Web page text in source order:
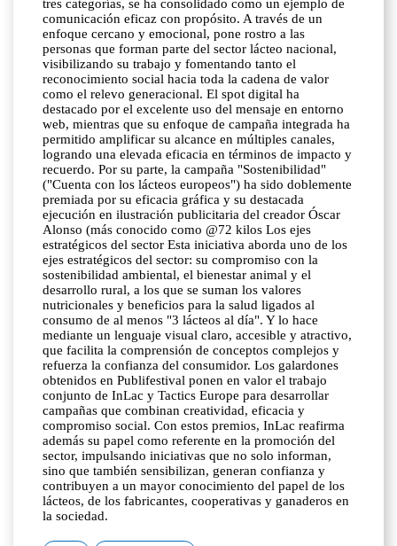
tres categorías, se ha consolidado como un ejemplo de
comunicación eficaz con propósito. A través de un
enfoque cercano y emocional, pone rostro a las
personas que forman parte del sector lácteo nacional,
visibilizando su trabajo y fomentando tanto el
reconocimiento social hacia toda la cadena de valor
como el relevo generacional. El spot digital ha
destacado por el excelente uso del mensaje en entorno
web, mientras que su enfoque de campaña integrada ha
permitido amplificar su alcance en múltiples canales,
logrando una elevada eficacia en términos de impacto y
recuerdo. Por su parte, la campaña "Sostenibilidad"
("Cuenta con los lácteos europeos") ha sido doblemente
premiada por su eficacia gráfica y su destacada
ejecución en ilustración publicitaria del creador Óscar
Alonso (más conocido como @72 kilos Los ejes
estratégicos del sector Esta iniciativa aborda uno de los
ejes estratégicos del sector: su compromiso con la
sostenibilidad ambiental, el bienestar animal y el
desarrollo rural, a los que se suman los valores
nutricionales y beneficios para la salud ligados al
consumo de al menos "3 lácteos al día". Y lo hace
mediante un lenguaje visual claro, accesible y atractivo,
que facilita la comprensión de conceptos complejos y
refuerza la confianza del consumidor. Los galardones
obtenidos en Publifestival ponen en valor el trabajo
conjunto de InLac y Tactics Europe para desarrollar
campañas que combinan creatividad, eficacia y
compromiso social. Con estos premios, InLac reafirma
además su papel como referente en la promoción del
sector, impulsando iniciativas que no solo informan,
sino que también sensibilizan, generan confianza y
contribuyen a un mayor conocimiento del papel de los
lácteos, de los fabricantes, cooperativas y ganaderos en
la sociedad.